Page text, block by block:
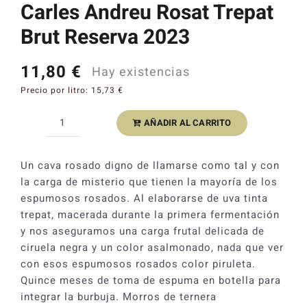
Carles Andreu Rosat Trepat
Brut Reserva 2023
11,80 € Hay existencias
Precio por litro: 15,73 €
Carles
Rosat
Trepat
Brut
Reserva
2023
cantidad
AÑADIR AL CARRITO
Un cava rosado digno de llamarse como tal y con
la carga de misterio que tienen la mayoría de los
espumosos rosados. Al elaborarse de uva tinta
trepat, macerada durante la primera fermentación
y nos aseguramos una carga frutal delicada de
ciruela negra y un color asalmonado, nada que ver
con esos espumosos rosados color piruleta.
Quince meses de toma de espuma en botella para
integrar la burbuja. Morros de ternera